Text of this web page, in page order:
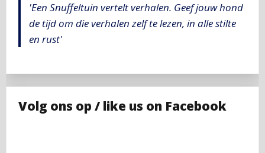
'Een Snuffeltuin vertelt verhalen. Geef jouw hond
de tijd om die verhalen zelf te lezen, in alle stilte
en rust'
Volg ons op / like us on Facebook